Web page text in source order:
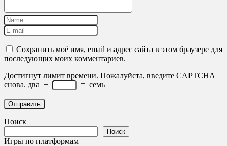
Сохранить моё имя, email и адрес сайта в этом браузере для
последующих моих комментариев.
Достигнут лимит времени. Пожалуйста, введите CAPTCHA
снова. два + = семь
Поиск
Поиск
Игры по платформам